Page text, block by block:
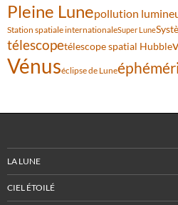
Pleine Lunepollution
Station spatiale internationaleSuper Lune
télescopetélescope spatial Hubble
Vénuséclipse de Lune
LA LUNE
CIEL ÉTOILÉ